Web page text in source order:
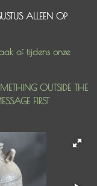
ALLEEN OP
of tijdens onze
OUTSIDE THE
FIRST